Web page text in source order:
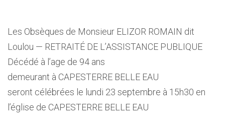
Les Obsèques de Monsieur ELIZOR ROMAIN dit
Loulou — RETRAITÉ DE L’ASSISTANCE PUBLIQUE
Décédé à l’age de 94 ans
demeurant à CAPESTERRE BELLE EAU
seront célébrées le lundi 23 septembre à 15h30 en
l’église de CAPESTERRE BELLE EAU